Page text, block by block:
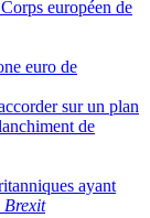
européen de
euro de
sur un plan
de
ayant
Brexit